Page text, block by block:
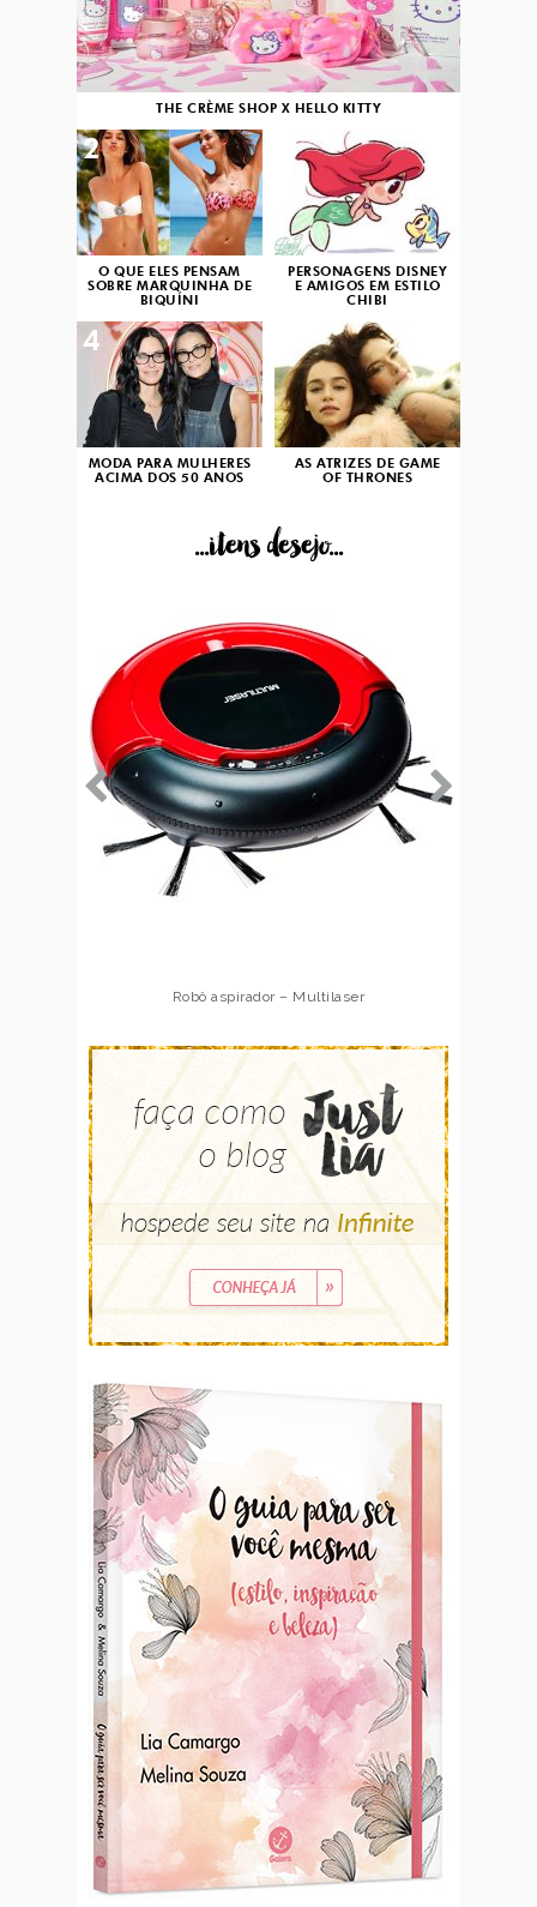
THE CRÈME SHOP X HELLO KITTY
O QUE ELES PENSAM
SOBRE MARQUINHA DE
BIQUÍNI
2
PERSONAGENS DISNEY
E AMIGOS EM ESTILO
CHIBI
3
MODA PARA MULHERES
ACIMA DOS 50 ANOS
4
AS ATRIZES DE GAME
OF THRONES
...itens desejo...
Robô aspirador – Multilaser